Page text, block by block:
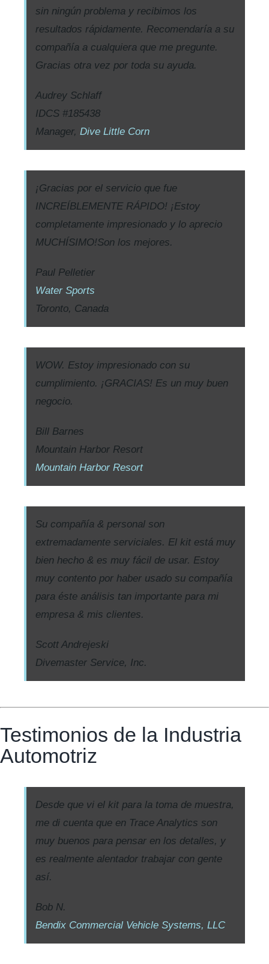
sin ningún problema y recibimos los
resultados rápidamente. Recomendaría a su
compañía a cualquiera que me pregunte.
Gracias otra vez por toda su ayuda.
Audrey Schlaff
IDCS #185438
Manager, Dive Little Corn
¡Gracias por el servicio que fue
INCREÍBLEMENTE RÁPIDO! ¡Estoy
completamente impresionado y lo aprecio
MUCHÍSIMO!Son los mejores.
Paul Pelletier
Water Sports
Toronto, Canada
WOW. Estoy impresionado con su
cumplimiento. ¡GRACIAS! Es un muy buen
negocio.
Bill Barnes
Mountain Harbor Resort
Mountain Harbor Resort
Su compañía & personal son
extremadamente serviciales. El kit está muy
bien hecho & es muy fácil de usar. Estoy
muy contento por haber usado su compañía
para éste análisis tan importante para mi
empresa & mis clientes.
Scott Andrejeski
Divemaster Service, Inc.
Testimonios de la Industria
Automotriz
Desde que vi el kit para la toma de muestra,
me di cuenta que en Trace Analytics son
muy buenos para pensar en los detalles, y
es realmente alentador trabajar con gente
así.
Bob N.
Bendix Commercial Vehicle Systems, LLC